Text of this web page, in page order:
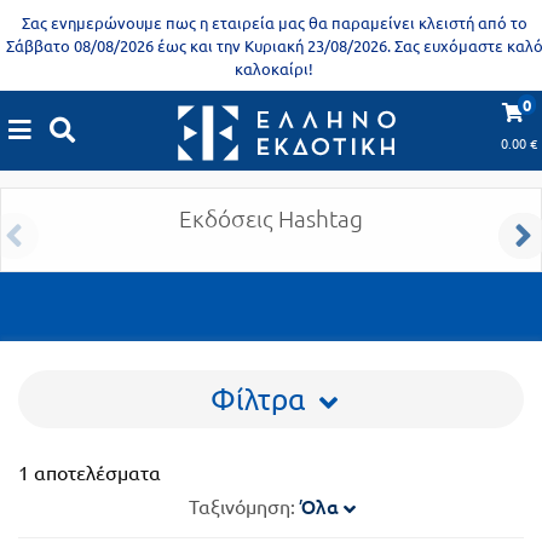
Σας ενημερώνουμε πως η εταιρεία μας θα παραμείνει κλειστή από το
Σάββατο 08/08/2026 έως και την Κυριακή 23/08/2026. Σας ευχόμαστε καλό
καλοκαίρι!
0
0.00€
X
Βιβλία
ενήλικες
βιβλία
- Η
Προδημοτική
εκπαίδευση
Εκπαιδευτικές
αφίσες
Βιβλία
νηπιαγωγείου
Αποκλειστική διάθεση
Ελληνική Μαθηματική Εταιρεία
Εκδόσεις Hashtag
Φίλτρα
1 αποτελέσματα
Ταξινόμηση:Όλα